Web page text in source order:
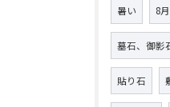
暑い 8月
墓石、御影
貼り石